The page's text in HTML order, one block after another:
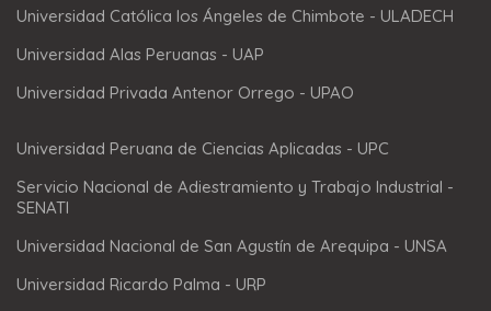
Universidad Católica los Ángeles de Chimbote - ULADECH
Universidad Alas Peruanas - UAP
Universidad Privada Antenor Orrego - UPAO
Universidad Peruana de Ciencias Aplicadas - UPC
Servicio Nacional de Adiestramiento y Trabajo Industrial -
SENATI
Universidad Nacional de San Agustín de Arequipa - UNSA
Universidad Ricardo Palma - URP